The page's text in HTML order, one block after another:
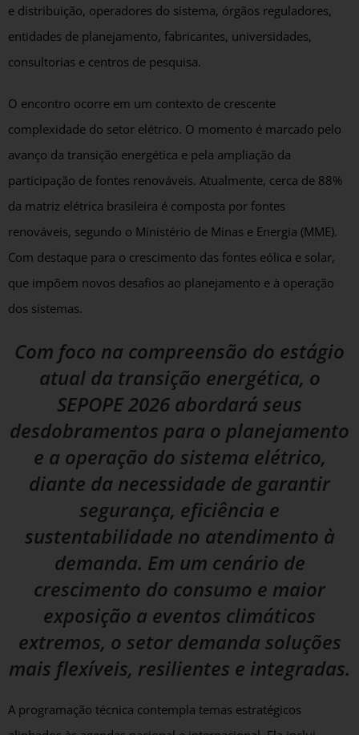
e distribuição, operadores do sistema, órgãos reguladores,
entidades de planejamento, fabricantes, universidades,
consultorias e centros de pesquisa.
O encontro ocorre em um contexto de crescente
complexidade do setor elétrico. O momento é marcado pelo
avanço da transição energética e pela ampliação da
participação de fontes renováveis. Atualmente, cerca de 88%
da matriz elétrica brasileira é composta por fontes
renováveis, segundo o Ministério de Minas e Energia (MME).
Com destaque para o crescimento das fontes eólica e solar,
que impõem novos desafios ao planejamento e à operação
dos sistemas.
Com foco na compreensão do estágio
atual da transição energética, o
SEPOPE 2026 abordará seus
desdobramentos para o planejamento
e a operação do sistema elétrico,
diante da necessidade de garantir
segurança, eficiência e
sustentabilidade no atendimento à
demanda. Em um cenário de
crescimento do consumo e maior
exposição a eventos climáticos
extremos, o setor demanda soluções
mais flexíveis, resilientes e integradas.
A programação técnica contempla temas estratégicos